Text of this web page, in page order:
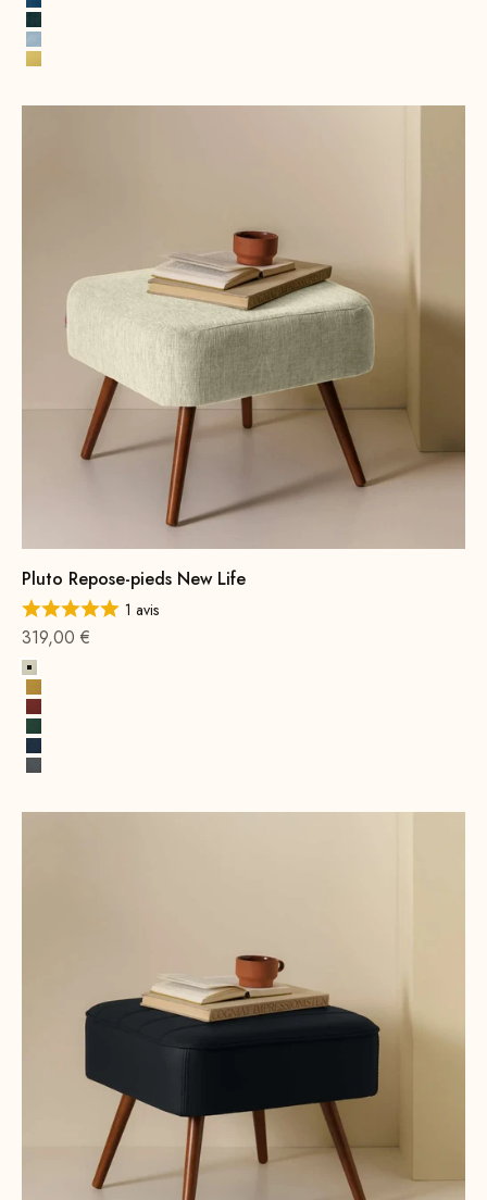
Bleu royal
Vert chasseur
Bleu glacé
Jaune citron
Pluto Repose-pieds New Life
1 avis
Offre à partir de
319,00 €
Albâtre
Jaune soleil
Terre cuite
Vert opale
Bleu cobalt
Gris roche